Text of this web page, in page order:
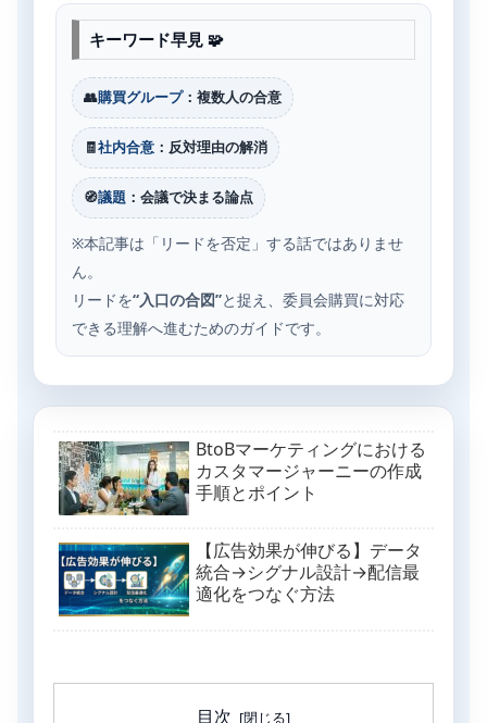
キーワード早見 🧩
👥購買グループ：複数人の合意
🧾社内合意 ：反対理由の解消
🧭議題 ：会議で決まる論点
※本記事は「リードを否定」する話ではありませ
ん。
リードを“入口の合図”と捉え、委員会購買に対応
できる理解へ進むためのガイドです。
BtoBマーケティングにおける
カスタマージャーニーの作成
手順とポイント
【広告効果が伸びる】データ
統合→シグナル設計→配信最
適化をつなぐ方法
目次